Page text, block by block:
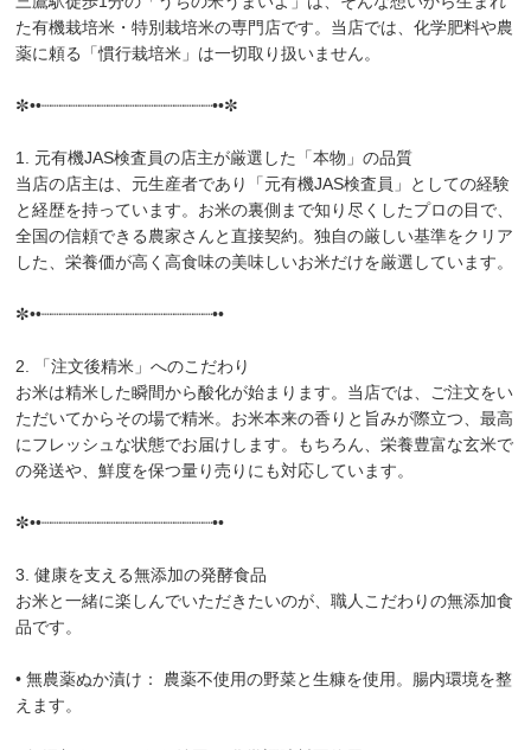
た有機栽培米・特別栽培米の専門店です。当店では、化学肥料や農
薬に頼る「慣行栽培米」は一切取り扱いません。
✼••┈┈┈┈┈┈┈┈┈┈┈┈┈┈┈┈┈┈••✼
1. 元有機JAS検査員の店主が厳選した「本物」の品質
当店の店主は、元生産者であり「元有機JAS検査員」としての経験
と経歴を持っています。お米の裏側まで知り尽くしたプロの目で、
全国の信頼できる農家さんと直接契約。独自の厳しい基準をクリア
した、栄養価が高く高食味の美味しいお米だけを厳選しています。
✼••┈┈┈┈┈┈┈┈┈┈┈┈┈┈┈┈┈┈••
2. 「注文後精米」へのこだわり
お米は精米した瞬間から酸化が始まります。当店では、ご注文をい
ただいてからその場で精米。お米本来の香りと旨みが際立つ、最高
にフレッシュな状態でお届けします。もちろん、栄養豊富な玄米で
の発送や、鮮度を保つ量り売りにも対応しています。
✼••┈┈┈┈┈┈┈┈┈┈┈┈┈┈┈┈┈┈••
3. 健康を支える無添加の発酵食品
お米と一緒に楽しんでいただきたいのが、職人こだわりの無添加食
品です。
• 無農薬ぬか漬け： 農薬不使用の野菜と生糠を使用。腸内環境を整
えます。